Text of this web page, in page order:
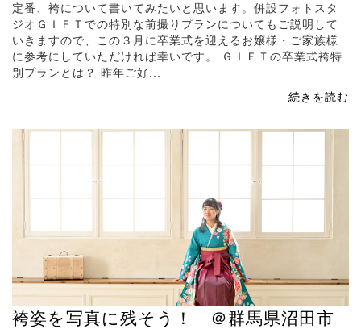
定番、袴について書いてみたいと思います。併設フォトスタ
ジオＧＩＦＴでの特別な前撮りプランについてもご説明して
いきますので、この３月に卒業式を迎えるお嬢様・ご家族様
に参考にしていただければ幸いです。 ＧＩＦＴの卒業式袴特
別プランとは？ 昨年ご好...
続きを読む
袴姿を写真に残そう！ ＠群馬県沼田市